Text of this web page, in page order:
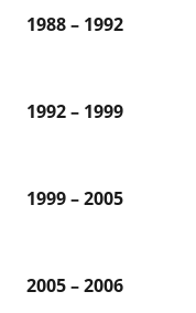
1988 – 1992
1992 – 1999
1999 – 2005
2005 – 2006